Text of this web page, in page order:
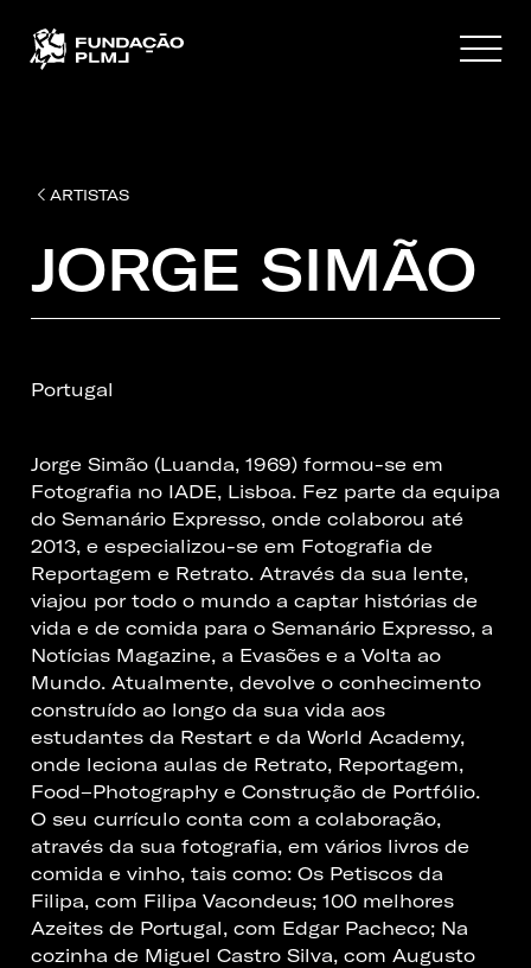
ARTISTAS
JORGE SIMÃO
Portugal
Jorge Simão (Luanda, 1969) formou-se em
Fotografia no IADE, Lisboa. Fez parte da equipa
do Semanário Expresso, onde colaborou até
2013, e especializou-se em Fotografia de
Reportagem e Retrato. Através da sua lente,
viajou por todo o mundo a captar histórias de
vida e de comida para o Semanário Expresso, a
Notícias Magazine, a Evasões e a Volta ao
Mundo. Atualmente, devolve o conhecimento
construído ao longo da sua vida aos
estudantes da Restart e da World Academy,
onde leciona aulas de Retrato, Reportagem,
Food–Photography e Construção de Portfólio.
O seu currículo conta com a colaboração,
através da sua fotografia, em vários livros de
comida e vinho, tais como: Os Petiscos da
Filipa, com Filipa Vacondeus; 100 melhores
Azeites de Portugal, com Edgar Pacheco; Na
cozinha de Miguel Castro Silva, com Augusto